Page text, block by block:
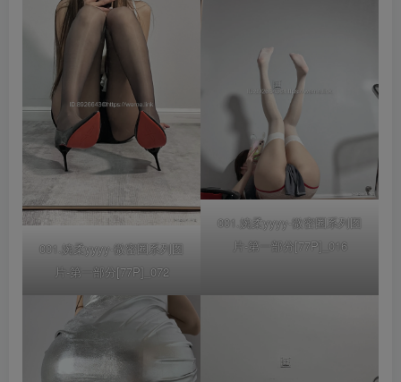
001.婉柔yyyy-微密圈系列图
片-第一部分[77P]_072
001.婉柔yyyy-微密圈系列图
片-第一部分[77P]_016